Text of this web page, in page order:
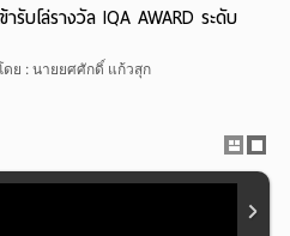
รับโล่รางวัล IQA AWARD ระดับ
ดย : นายยศศักดิ์ แก้วสุก